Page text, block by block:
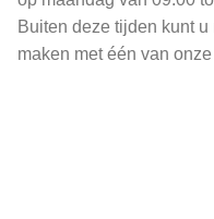
Buiten deze tijden kunt
maken met één van